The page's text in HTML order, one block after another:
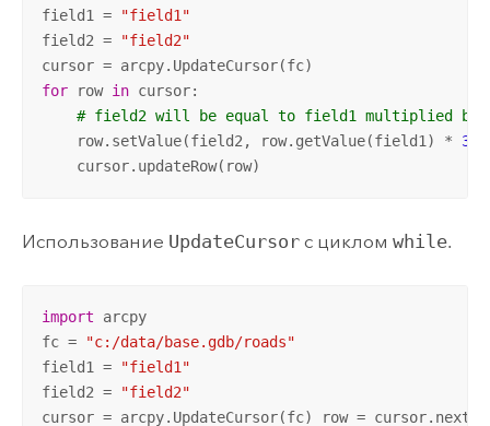
field1 =
"field1"
field2 =
"field2"
for row in cursor:
# field2 will be equal to field1 multiplied by
    row.setValue(field2, row.getValue(field1) *
3.0
    cursor.updateRow(row)
Использование UpdateCursorс циклом while.
import arcpy
fc =
"c:/data/base.gdb/roads"
field1 =
"field1"
field2 =
"field2"
cursor = arcpy.UpdateCursor(fc) row =